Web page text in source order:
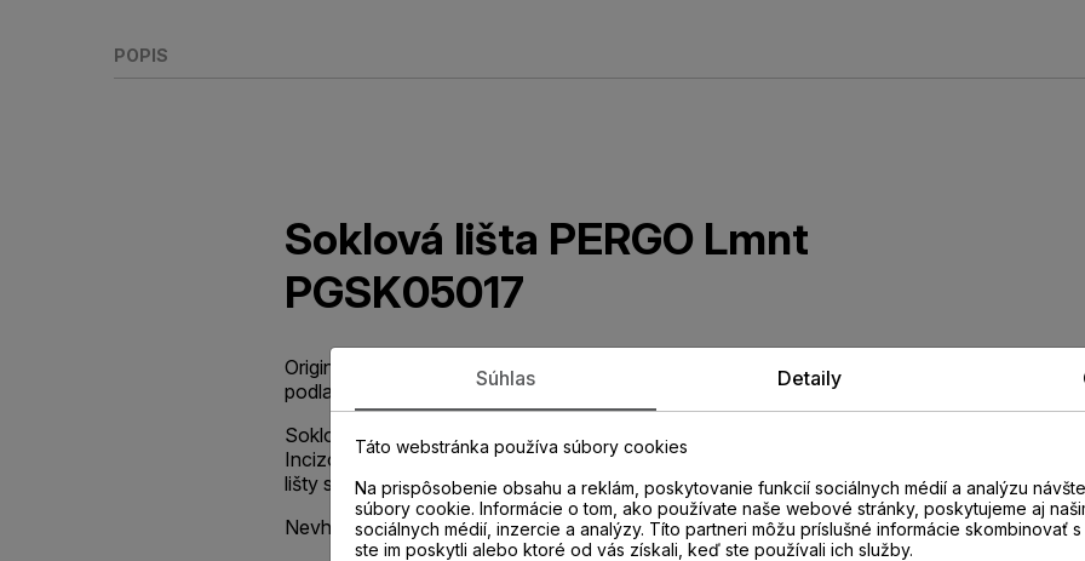
POPIS
Soklová lišta PERGO Lmnt
PGSK05017
Originálna štandardná parketová lišta v dekore laminátovej
podlahy so špičkovou odolnosťou voči opotrebovaniu.
Soklová lišta je vybavená patentovanou technológiou
Incizo®, vďaka ktorej jednoduchým odrezaním spodnej časti
lišty s výškou 58 mm sa vytvorí lišta s výškou 40 mm.
Nevhodná do vlhkých priestorov.
Súhlas Detaily
Táto webstránka používa súbory cookies
Na prispôsobenie obsahu a reklám, poskytovanie funkcií sociálnych médií a analýzu
súbory cookie. Informácie o tom, ako používate naše webové stránky, poskytujeme aj
sociálnych médií, inzercie a analýzy. Títo partneri môžu príslušné informácie skombinovať
ste im poskytli alebo ktoré od vás získali, keď ste používali ich služby.